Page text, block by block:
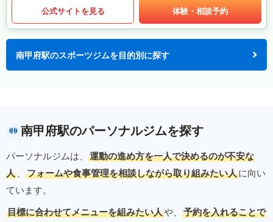
公式サイトを見る 体験・相談予約
南甲府駅のスポーツジムを目的別に探す
南甲府駅のパーソナルジムを探す
パーソナルジムは、
運動の進め方を一人で決めるのが不安な
人 、 フォームや食事管理を相談しながら取り組みたい人に向い
ています。
目標に合わせてメニューを組みたい人や、
予約を入れることで